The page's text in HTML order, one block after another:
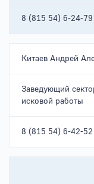
8 (815 54) 6-24-79
Китаев Андрей
Заведующий
исковой работы
8 (815 54) 6-42-52